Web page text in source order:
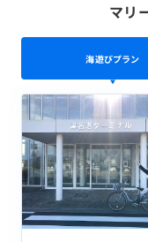
マリ
海遊びプラン